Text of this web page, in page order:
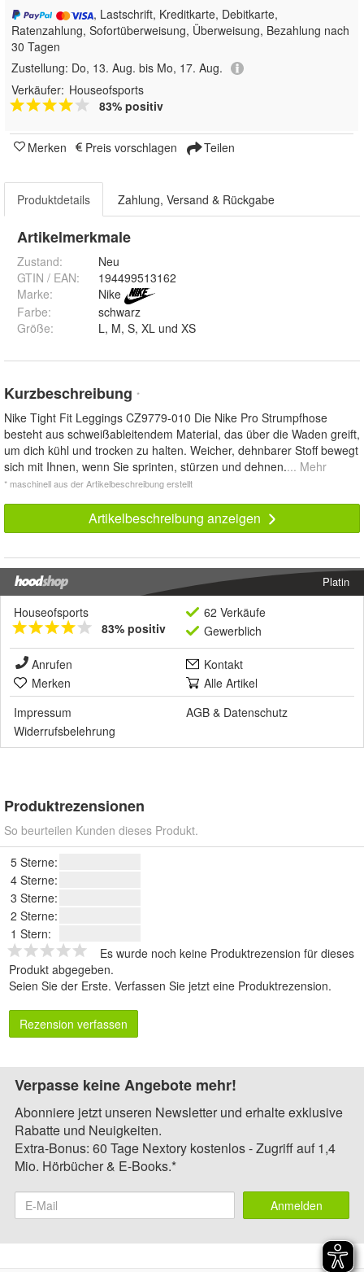
, Lastschrift, Kreditkarte, Debitkarte,
Ratenzahlung, Sofortüberweisung, Überweisung, Bezahlung nach
30 Tagen
Zustellung: Do, 13. Aug. bis Mo, 17. Aug.
Verkäufer: Houseofsports
83% positiv
Merken Preis vorschlagen Teilen
Produktdetails Zahlung, Versand & Rückgabe
Artikelmerkmale
Zustand:
Neu
GTIN / EAN:
194499513162
Marke:
Nike
Farbe:
schwarz
Größe: L, M, S, XL und XS
Kurzbeschreibung *
Nike Tight Fit Leggings CZ9779-010 Die Nike Pro Strumpfhose
besteht aus schweißableitendem Material, das über die Waden greift,
um dich kühl und trocken zu halten. Weicher, dehnbarer Stoff bewegt
sich mit Ihnen, wenn Sie sprinten, stürzen und dehnen.... Mehr
* maschinell aus der Artikelbeschreibung erstellt
Artikelbeschreibung anzeigen
Platin
Houseofsports
83% positiv
62 Verkäufe
Gewerblich
Anrufen
Kontakt
Merken
Alle Artikel
Impressum
AGB & Datenschutz
Widerrufsbelehrung
Produktrezensionen
So beurteilen Kunden dieses Produkt.
5 Sterne:
4 Sterne:
3 Sterne:
2 Sterne:
1 Stern:
Es wurde noch keine Produktrezension für dieses
Produkt abgegeben.
Seien Sie der Erste. Verfassen Sie jetzt eine Produktrezension.
Rezension verfassen
Verpasse keine Angebote mehr!
Abonniere jetzt unseren Newsletter und erhalte exklusive
Rabatte und Neuigkeiten.
Extra-Bonus: 60 Tage Nextory kostenlos - Zugriff auf 1,4
Mio. Hörbücher & E-Books.*
Anmelden